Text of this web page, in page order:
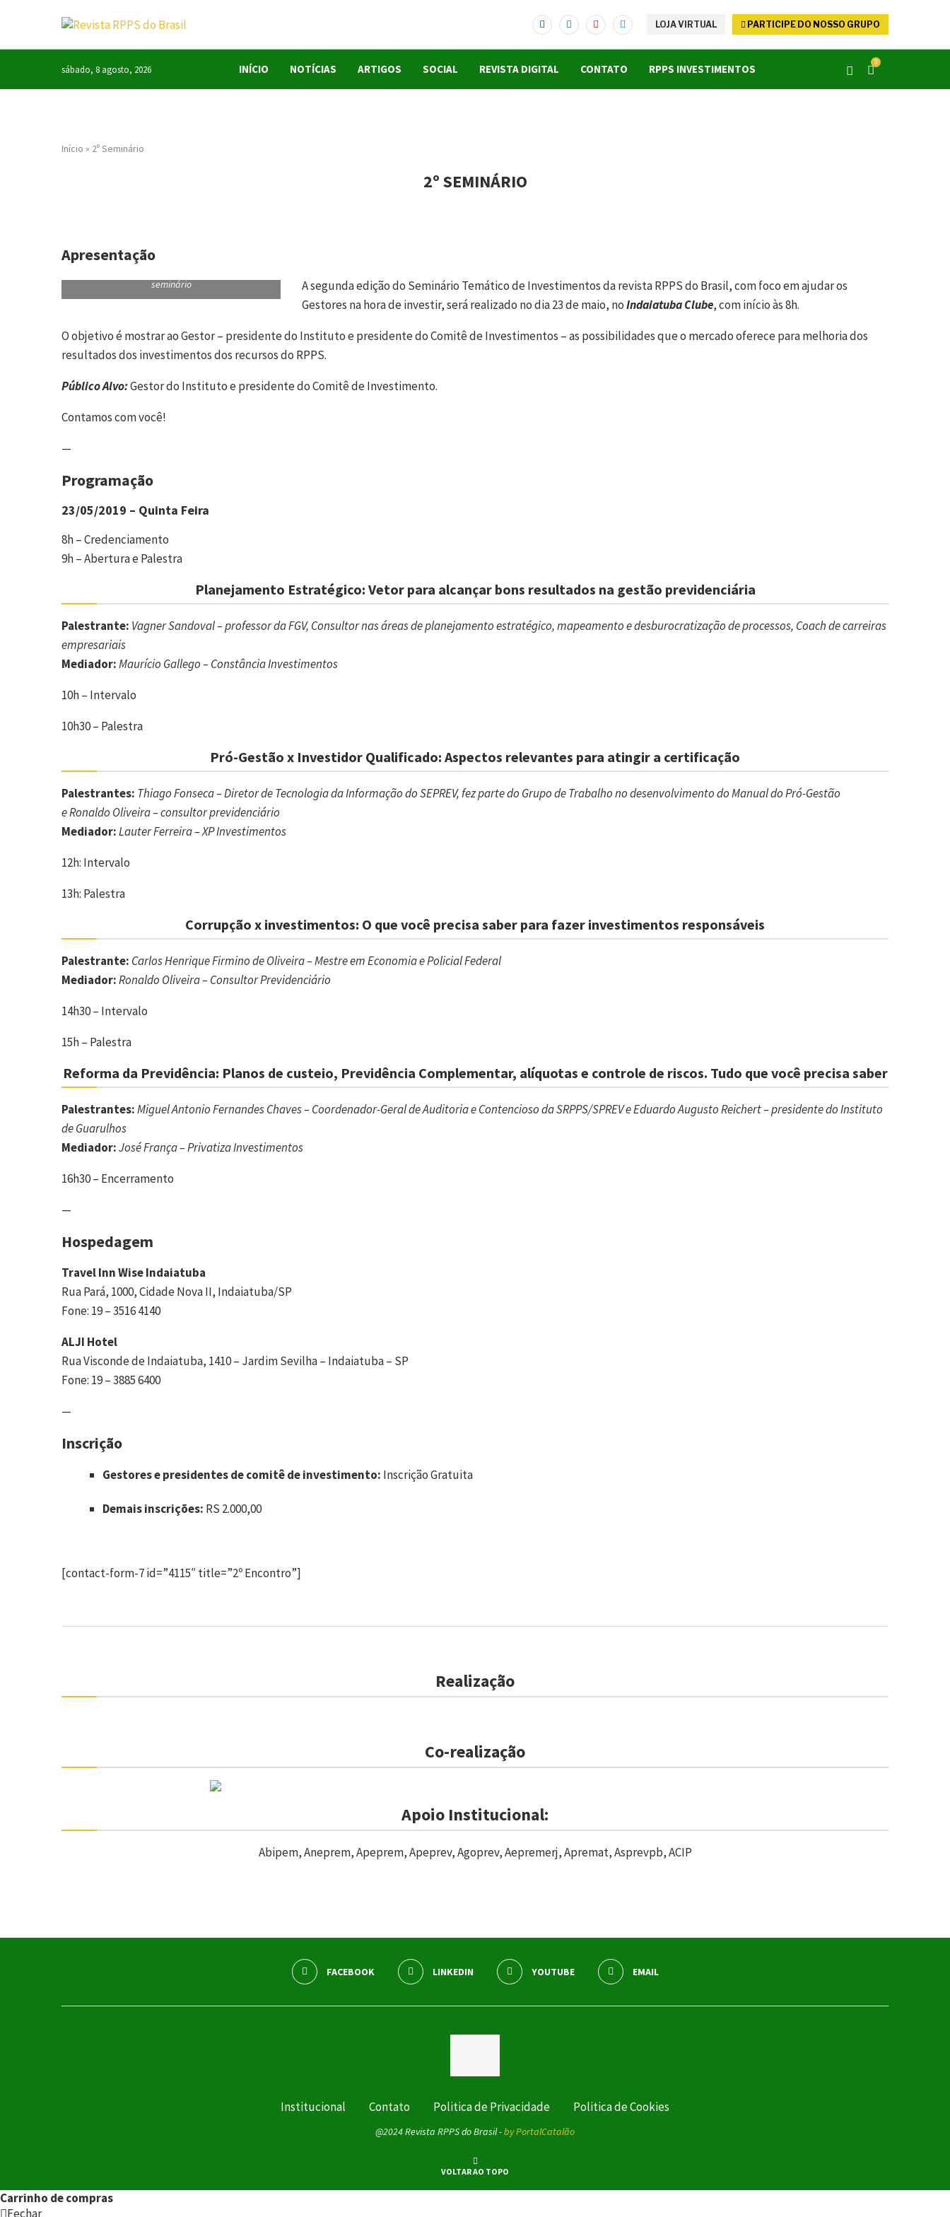
LOJA VIRTUAL PARTICIPE DO NOSSO GRUPO
sábado, 8 agosto, 2026 INÍCIO NOTÍCIAS ARTIGOS SOCIAL REVISTA DIGITAL CONTATO RPPS INVESTIMENTOS
0
Início » 2º Seminário
2º SEMINÁRIO
Apresentação
seminário
A segunda edição do Seminário Temático de Investimentos da revista RPPS do Brasil, com foco em ajudar os
Gestores na hora de investir, será realizado no dia 23 de maio, noIndaiatuba Clube, com início às 8h.
O objetivo é mostrar ao Gestor – presidente do Instituto e presidente do Comitê de Investimentos – as possibilidades que o mercado oferece para melhoria dos
resultados dos investimentos dos recursos do RPPS.
Público Alvo:Gestor do Instituto e presidente do Comitê de Investimento.
Contamos com você!
—
Programação
23/05/2019 – Quinta Feira
8h – Credenciamento
9h – Abertura e Palestra
Planejamento Estratégico: Vetor para alcançar bons resultados na gestão previdenciária
Palestrante: Vagner Sandoval – professor da FGV, Consultor nas áreas de planejamento estratégico, mapeamento e desburocratização de processos, Coach de carreiras
empresariais
Mediador:Maurício Gallego – Constância Investimentos
10h – Intervalo
10h30 – Palestra
Pró-Gestão x Investidor Qualificado: Aspectos relevantes para atingir a certificação
Palestrantes: Thiago Fonseca – Diretor de Tecnologia da Informação do SEPREV, fez parte do Grupo de Trabalho no desenvolvimento do Manual do Pró-Gestão
e Ronaldo Oliveira – consultor previdenciário
Mediador:Lauter Ferreira – XP Investimentos
12h: Intervalo
13h: Palestra
Corrupção x investimentos: O que você precisa saber para fazer investimentos responsáveis
Palestrante: Carlos Henrique Firmino de Oliveira – Mestre em Economia e Policial Federal
Mediador:Ronaldo Oliveira – Consultor Previdenciário
14h30 – Intervalo
15h – Palestra
Reforma da Previdência: Planos de custeio, Previdência Complementar, alíquotas e controle de riscos. Tudo que você precisa saber
Palestrantes:Miguel Antonio Fernandes Chaves – Coordenador-Geral de Auditoria e Contencioso da SRPPS/SPREV e Eduardo Augusto Reichert – presidente do Instituto
de Guarulhos
Mediador:José França – Privatiza Investimentos
16h30 – Encerramento
—
Hospedagem
Travel Inn Wise Indaiatuba
‪Rua Pará, 1000, Cidade Nova II, Indaiatuba/SP‬
‪Fone: 19 – 3516 4140‬
‪ALJI Hotel‬
‪Rua Visconde de Indaiatuba, 1410 – Jardim Sevilha – Indaiatuba – SP‬
‪Fone: 19 – 3885 6400
—
Inscrição
Gestores e presidentes de comitê de investimento: Inscrição Gratuita
Demais inscrições: RS 2.000,00
[contact-form-7 id=”4115″ title=”2º Encontro”]
Realização
Co-realização
Apoio Institucional:
Abipem, Aneprem, Apeprem, Apeprev, Agoprev, Aepremerj, Apremat, Asprevpb, ACIP
FACEBOOK LINKEDIN YOUTUBE EMAIL
Institucional Contato Politica de Privacidade Politica de Cookies
@2024 Revista RPPS do Brasil -by PortalCatalão
VOLTAR AO TOPO
Carrinho de compras
Fechar